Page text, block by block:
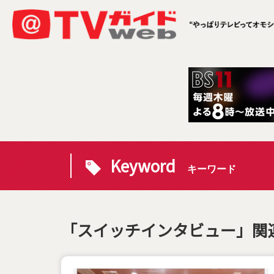
Keyword キーワード
「スイッチインタビュー」